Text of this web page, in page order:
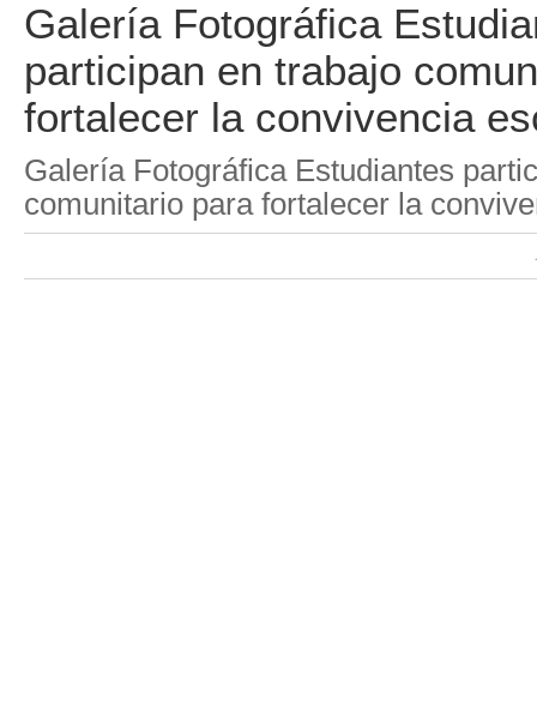
Galería Fotográfica
participan en trabajo
fortalecer la convivencia
Galería Fotográfica Estudiantes
comunitario para fortalecer la